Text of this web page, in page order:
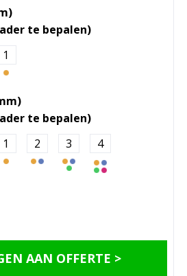
1
1 2 3 4
AAN OFFERTE >